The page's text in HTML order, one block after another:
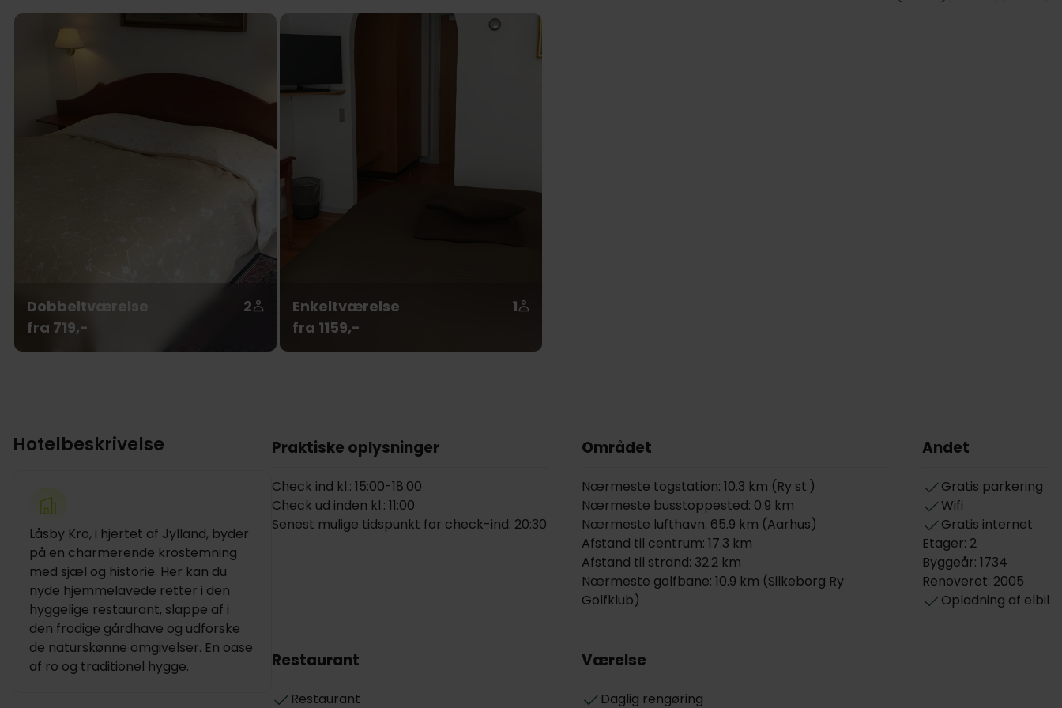
Dobbeltværelse
2
fra 719,-
Enkeltværelse
1
fra 1159,-
Hotelbeskrivelse
Låsby Kro, i hjertet af Jylland, byder
på en charmerende krostemning
med sjæl og historie. Her kan du
nyde hjemmelavede retter i den
hyggelige restaurant, slappe af i
den frodige gårdhave og udforske
de naturskønne omgivelser. En oase
af ro og traditionel hygge.
Praktiske oplysninger
Check ind kl.: 15:00-18:00
Check ud inden kl.: 11:00
Senest mulige tidspunkt for check-ind: 20:30
Området
Nærmeste togstation: 10.3 km (Ry st.)
Nærmeste busstoppested: 0.9 km
Nærmeste lufthavn: 65.9 km (Aarhus)
Afstand til centrum: 17.3 km
Afstand til strand: 32.2 km
Nærmeste golfbane: 10.9 km (Silkeborg Ry
Golfklub)
Andet
Gratis parkering
Wifi
Gratis internet
Etager: 2
Byggeår: 1734
Renoveret: 2005
Opladning af elbil
Restaurant
Restaurant
Værelse
Daglig rengøring